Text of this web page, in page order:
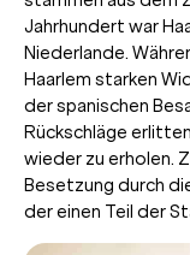
Jahrhundert war
Niederlande.
Haarlem starken
der spanischen
Rückschläge
wieder zu erholen.
Besetzung durch
der einen Teil der